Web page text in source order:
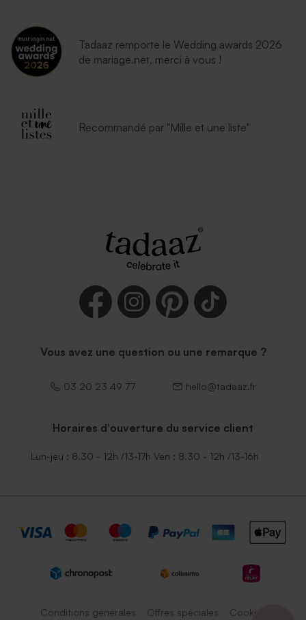
Enveloppe voeux lavande
Tadaaz remporte le Wedding awards 2026
de mariage.net, merci à vous !
Recommandé par "Mille et une liste"
Vous avez une question ou une remarque ?
03 20 23 49 77 hello@tadaaz.fr
Horaires d'ouverture du service client
Lun-jeu : 8.30 - 12h /13-17h Ven : 8.30 - 12h /13-16h
Conditions générales Offres spéciales Cookies